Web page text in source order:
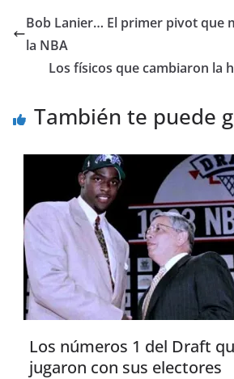
Bob Lanier… El primer pivot que
la NBA
Los físicos que cambiaron la
También te puede
Los números 1 del Draft
jugaron con sus electores